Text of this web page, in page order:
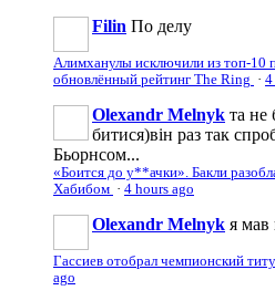
Filin По делу
Алимханулы исключили из топ-10
обновлённый рейтинг The Ring · 4
Olexandr Melnyk та не
битися)він раз так
Бьорнсом...
«Боится до у**ачки». Бакли
Хабибом · 4 hours ago
Olexandr Melnyk я мав
Гассиев отобрал чемпионский
ago